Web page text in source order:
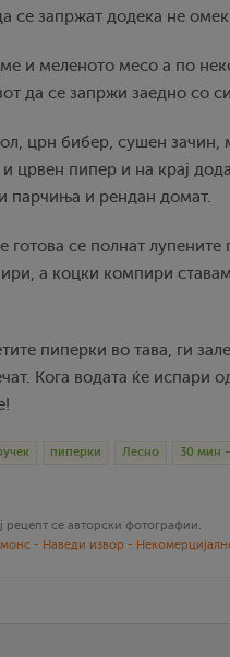
се запржат додека не
и меленото месо а по
да се запржи заедно со
црн бибер, сушен зачин,
црвен пипер и на крај
парчиња и рендан домат.
готова се полнат лупените
а коцки компири
пиперки во тава, ги
Кога водата ќе испари
пиперки Лесно 30 мин
рецепт се авторски фотографии.
- Наведи извор -